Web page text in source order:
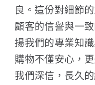
良。這份對細節
顧客的信譽與一
揚我們的專業知
購物不僅安心，
我們深信，長久